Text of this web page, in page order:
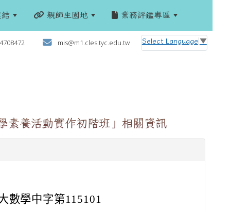
親師生園地 業務評鑑專區
mis@m1.cles.tyc.edu.tw Select Language ▼
素養活動實作初階班」相關資訊
數學中字第115101